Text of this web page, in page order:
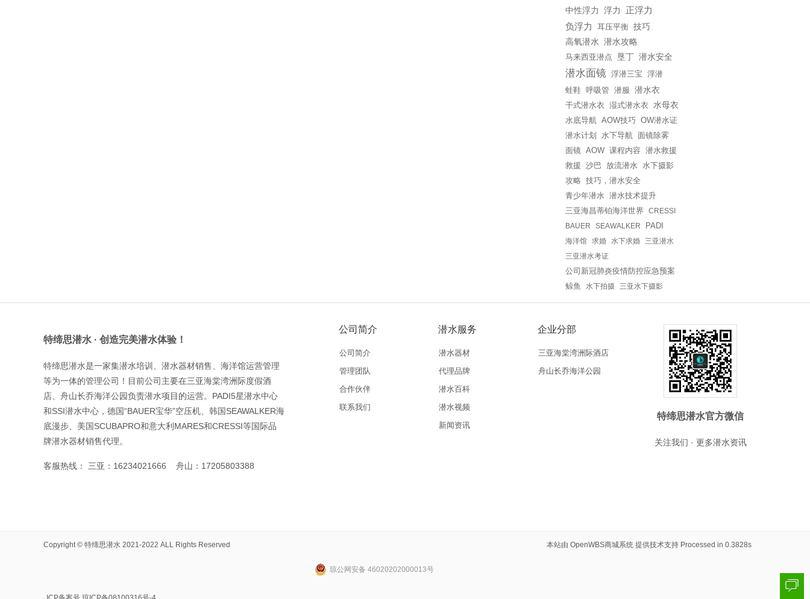
中性浮力 浮力
正浮力
负浮力
耳压平衡 技巧
高氧潜水 潜水攻略
马来西亚潜点 垦丁 潜水安全
潜水面镜 浮潜三宝 浮潜
蛙鞋 呼吸管 潜服 潜水衣
干式潜水衣 湿式潜水衣 水母衣
水底导航 AOW技巧 OW潜水证
潜水计划
水下导航 面镜除雾
面镜 AOW 课程内容 潜水救援
救援 沙巴 放流潜水 水下摄影
攻略 技巧，潜水安全
青少年潜水 潜水技术提升
三亚海昌蒂铂海洋世界
CRESSI
BAUER
SEAWALKER
PADI
海洋馆 求婚 水下求婚 三亚潜水
三亚潜水考证
公司新冠肺炎疫情防控应急预案
鲸鱼 水下拍摄 三亚水下摄影
特缔思潜水 · 创造完美潜水体验！
特缔思潜水是一家集潜水培训、潜水器材销售、海洋馆运营管理
等为一体的管理公司！目前公司主要在三亚海棠湾洲际度假酒
店、舟山长乔海洋公园负责潜水项目的运营。PADI5星潜水中心
和SSI潜水中心，德国“BAUER宝华”空压机、韩国SEAWALKER海
底漫步、美国SCUBAPRO和意大利MARES和CRESSI等国际品
牌潜水器材销售代理。
客服热线： 三亚：16234021666 舟山：17205803388
公司简介
公司简介
管理团队
合作伙伴
联系我们
潜水服务
潜水器材
代理品牌
潜水百科
潜水视频
新闻资讯
企业分部
三亚海棠湾洲际酒店
舟山长乔海洋公园
特缔思潜水官方微信
关注我们 · 更多潜水资讯
本站由 OpenWBS商城系统 提供技术支持 Processed in 0.3828s
Copyright © 特缔思潜水 2021-2022 ALL Rights Reserved
琼公网安备 46020202000013号